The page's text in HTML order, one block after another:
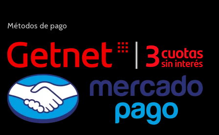
Métodos de pago